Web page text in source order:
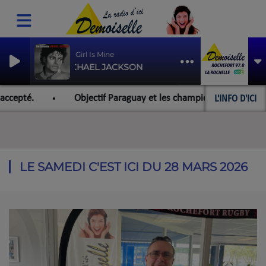
The Girl Is Mine
MICHAEL JACKSON
L'INFO D'ICI
Objectif Paraguay et les championnats du
LE SAMEDI C'EST ICI DU 28 MARS 2026